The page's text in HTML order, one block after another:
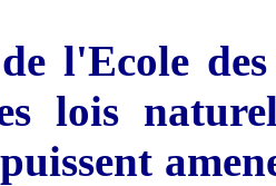
l'Ecole
lois